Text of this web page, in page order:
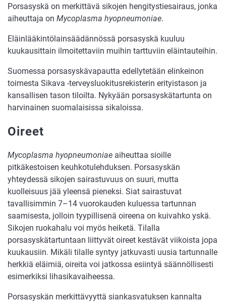
Porsasyskä on merkittävä sikojen hengitystiesairaus, jonka
aiheuttaja on Mycoplasma hyopneumoniae.
Eläinlääkintölainsäädännössä porsasyskä kuuluu
kuukausittain ilmoitettaviin muihin tarttuviin eläintauteihin.
Suomessa porsasyskävapautta edellytetään elinkeinon
toimesta Sikava -terveysluokitusrekisterin erityistason ja
kansallisen tason tiloilta. Nykyään porsasyskätartunta on
harvinainen suomalaisissa sikaloissa.
Oireet
Mycoplasma hyopneumoniae aiheuttaa sioille
pitkäkestoisen keuhkotulehduksen. Porsasyskän
yhteydessä sikojen sairastuvuus on suuri, mutta
kuolleisuus jää yleensä pieneksi. Siat sairastuvat
tavallisimmin 7–14 vuorokauden kuluessa tartunnan
saamisesta, jolloin tyypillisenä oireena on kuivahko yskä.
Sikojen ruokahalu voi myös heiketä. Tilalla
porsasyskätartuntaan liittyvät oireet kestävät viikoista jopa
kuukausiin. Mikäli tilalle syntyy jatkuvasti uusia tartunnalle
herkkiä eläimiä, oireita voi jatkossa esiintyä säännöllisesti
esimerkiksi lihasikavaiheessa.
Porsasyskän merkittävyyttä siankasvatuksen kannalta